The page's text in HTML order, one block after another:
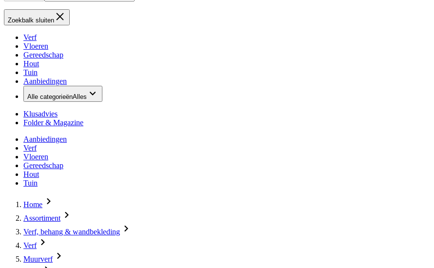
Zoekbalk sluiten
Verf
Vloeren
Gereedschap
Hout
Tuin
Aanbiedingen
Alle categorieënAlles
Klusadvies
Folder & Magazine
Aanbiedingen
Verf
Vloeren
Gereedschap
Hout
Tuin
Home
Assortiment
Verf, behang & wandbekleding
Verf
Muurverf